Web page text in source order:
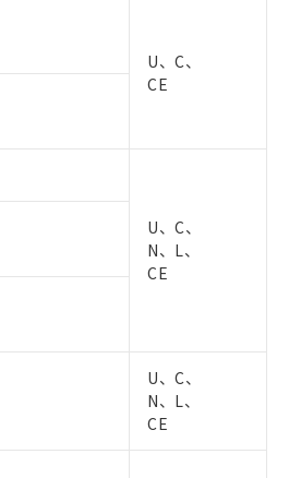
U、C、
CE
U、C、
N、L、
CE
U、C、
N、L、
CE